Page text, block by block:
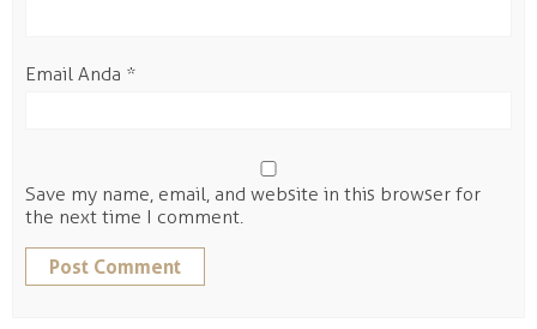
Email Anda *
Save my name, email, and website in this browser for
the next time I comment.